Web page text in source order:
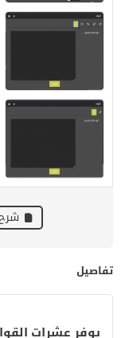
تفاصيل
يوفر عشرات